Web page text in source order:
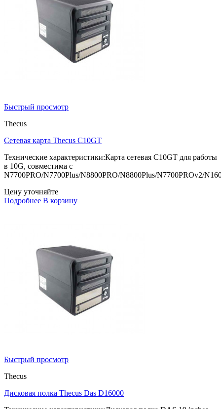
Быстрый просмотр
Thecus
Сетевая карта Thecus C10GT
Технические характеристики:Карта сетевая C10GT для работы
в 10G, совместима с
N7700PRO/N7700Plus/N8800PRO/N8800Plus/N7700PROv2/
Цену уточняйте
Подробнее В корзину
Быстрый просмотр
Thecus
Дисковая полка Thecus Das D16000